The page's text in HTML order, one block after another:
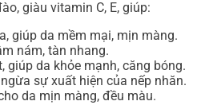
giàu vitamin C, E, giúp:
giúp da mềm mại, mịn màng.
nám, tàn nhang.
giúp da khỏe mạnh, căng bóng.
sự xuất hiện của nếp nhăn.
da mịn màng, đều màu.